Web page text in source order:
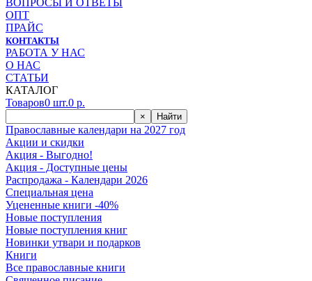
ВОПРОСЫ И ОТВЕТЫ
ОПТ
ПРАЙС
КОНТАКТЫ
РАБОТА У НАС
О НАС
СТАТЬИ
КАТАЛОГ
Товаров0 шт.0 р.
× Найти
Православные календари на 2027 год
Акции и скидки
Акция - Выгодно!
Акция - Доступные цены
Распродажа - Календари 2026
Специальная цена
Уцененные книги -40%
Новые поступления
Новые поступления книг
Новинки утвари и подарков
Книги
Все православные книги